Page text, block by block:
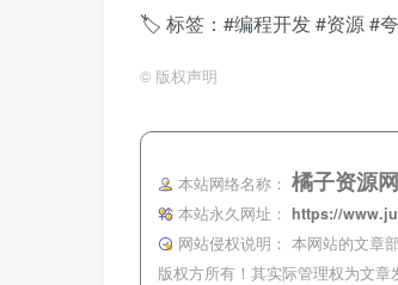
🏷 标签：#编程开发 #资源 #
© 版权声明
本站网络名称： 橘子资源网
本站永久网址：
https://
网站侵权说明： 本网站的文章
版权方所有！其实际管理权为文